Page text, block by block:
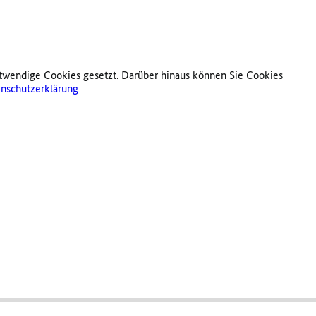
Cookies gesetzt. Darüber hinaus können Sie Cookies